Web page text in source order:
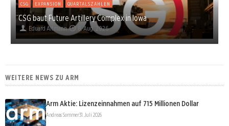
CSG EXPANSION QUARTALSZAHLEN
CSG baut Future Artillery Complex in Iowa
Eduard Altmann 8. Aug. 2026
WEITERE NEWS ZU ARM
Arm Aktie: Lizenzeinnahmen auf 715 Millionen Dollar
Andreas Sommer31. Juli 2026